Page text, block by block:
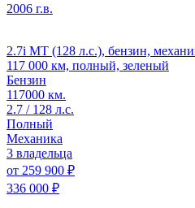
2006 г.в.
2.7i MT (128 л.с.), бензин,
117 000 км, полный, зеленый
Бензин
117000 км.
2.7 / 128 л.с.
Полный
Механика
3 владельца
от 259 900 ₽
336 000 ₽